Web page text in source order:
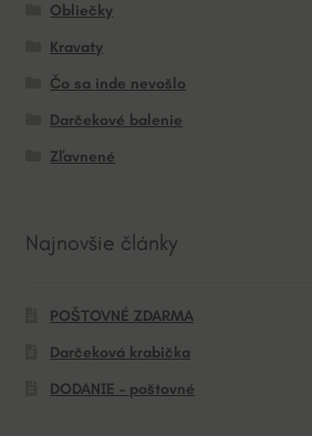
Obliečky
Kravaty
Čo sa inde nevošlo
Darčekové balenie
Zľavnené
Najnovšie články
POŠTOVNÉ ZDARMA
Darčeková krabička
DODANIE – poštovné